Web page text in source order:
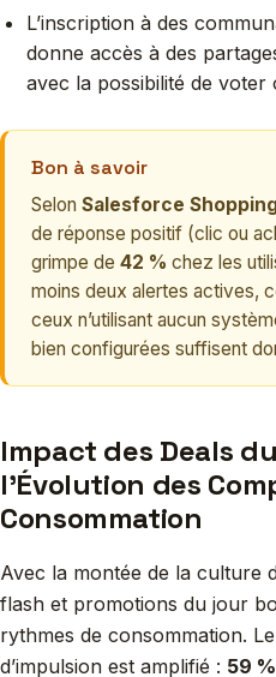
L’inscription à des
donne accès à des
avec la possibilité de voter
Bon à savoir
Selon Salesforce
de réponse positif (clic ou
grimpe de 42 % chez les
moins deux alertes actives,
ceux n’utilisant aucun
bien configurées suffisent
Impact des Deals
l’Évolution des
Consommation
Avec la montée de la culture
flash et promotions du jour
rythmes de consommation.
d’impulsion est amplifié : 59 %